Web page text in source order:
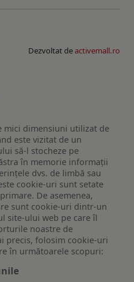
Dezvoltat deactivemall.ro
mici dimensiuni utilizat de
este vizitat de un
să-l stocheze pe
în memorie informații
dvs. de limbă sau
cookie-uri sunt setate
De asemenea,
sunt cookie-uri dintr-un
site-ului web pe care îl
noastre de
precis, folosim cookie-uri
în următoarele scopuri: